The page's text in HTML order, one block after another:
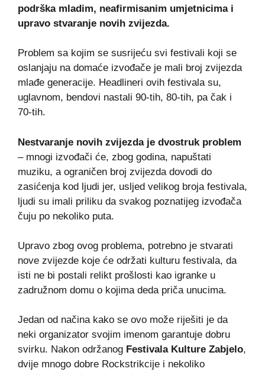
podrška mladim, neafirmisanim umjetnicima i
upravo stvaranje novih zvijezda.
Problem sa kojim se susrijeću svi festivali koji se
oslanjaju na domaće izvođače je mali broj zvijezda
mlađe generacije. Headlineri ovih festivala su,
uglavnom, bendovi nastali 90-tih, 80-tih, pa čak i
70-tih.
Nestvaranje novih zvijezda je dvostruk problem
– mnogi izvođači će, zbog godina, napuštati
muziku, a ograničen broj zvijezda dovodi do
zasićenja kod ljudi jer, usljed velikog broja festivala,
ljudi su imali priliku da svakog poznatijeg izvođača
čuju po nekoliko puta.
Upravo zbog ovog problema, potrebno je stvarati
nove zvijezde koje će održati kulturu festivala, da
isti ne bi postali relikt prošlosti kao igranke u
zadružnom domu o kojima deda priča unucima.
Jedan od načina kako se ovo može riješiti je da
neki organizator svojim imenom garantuje dobru
svirku. Nakon održanog Festivala Kulture Zabjelo,
dvije mnogo dobre Rockstrikcije i nekoliko